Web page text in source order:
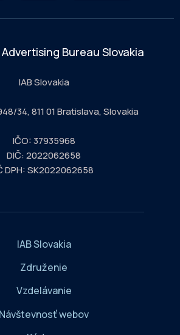
Bureau Slovakia
IAB Slovakia
34, 811 01 Bratislava, Slovakia
IČO: 37935968
DIČ: 2022062658
DPH: SK2022062658
IAB Slovakia
Združenie
Vzdelávanie
Návštevnosť webov